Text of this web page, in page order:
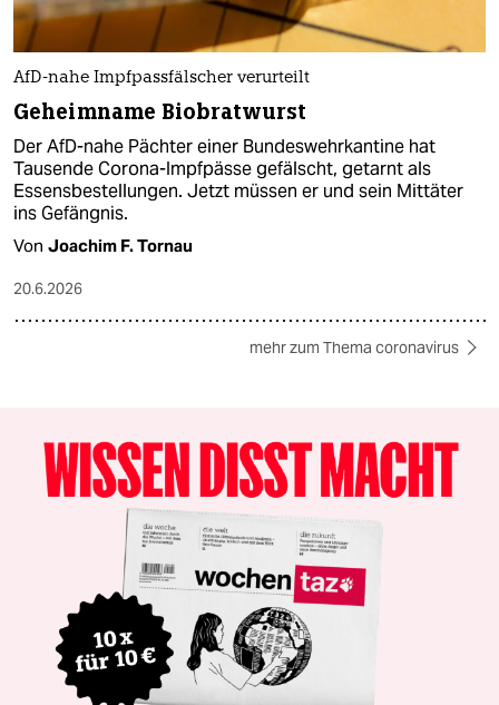
AfD-nahe Impfpassfälscher verurteilt
Geheimname Biobratwurst
Der AfD-nahe Pächter einer Bundeswehrkantine hat
Tausende Corona-Impfpässe gefälscht, getarnt als
Essensbestellungen. Jetzt müssen er und sein Mittäter
ins Gefängnis.
Von Joachim F. Tornau
20.6.2026
mehr zum Thema coronavirus